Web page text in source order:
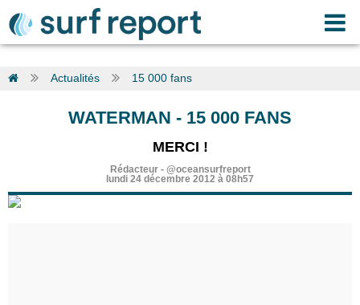
Actualités 15 000 fans
WATERMAN - 15 000 FANS
MERCI !
Rédacteur- @oceansurfreport
lundi 24 décembre 2012 à 08h57